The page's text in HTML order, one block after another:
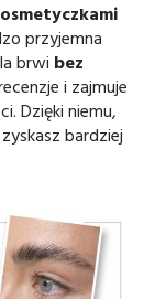
przyjemna
brwi bez
i zajmuje
Dzięki niemu,
bardziej